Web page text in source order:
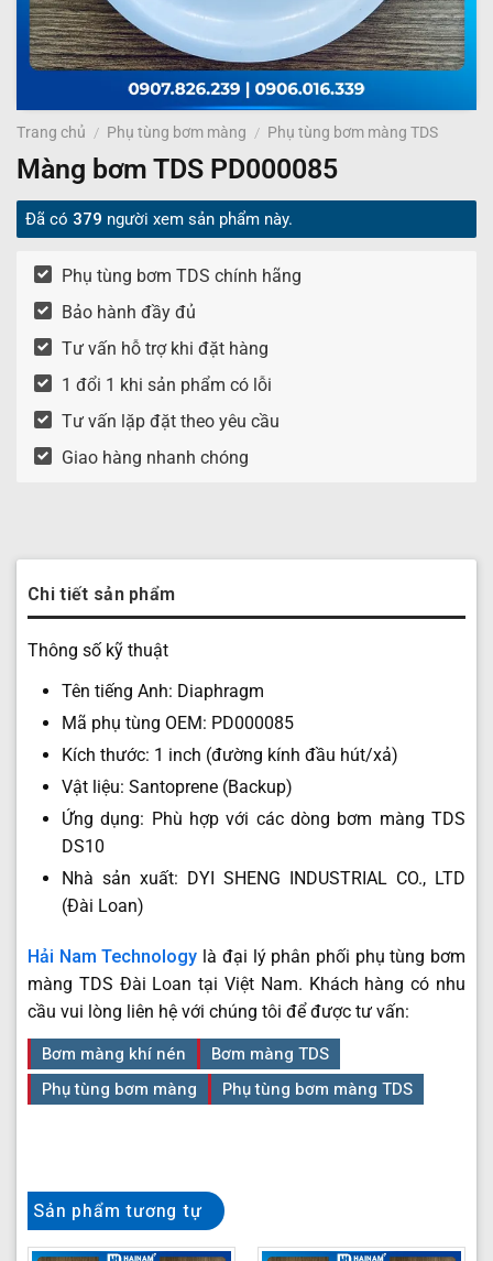
Trang chủ / Phụ tùng bơm màng / Phụ tùng bơm màng TDS
Màng bơm TDS PD000085
Đã có 379 người xem sản phẩm này.
Phụ tùng bơm TDS chính hãng
Bảo hành đầy đủ
Tư vấn hỗ trợ khi đặt hàng
1 đổi 1 khi sản phẩm có lỗi
Tư vấn lặp đặt theo yêu cầu
Giao hàng nhanh chóng
Chi tiết sản phẩm
Thông số kỹ thuật
Tên tiếng Anh: Diaphragm
Mã phụ tùng OEM: PD000085
Kích thước: 1 inch (đường kính đầu hút/xả)
Vật liệu: Santoprene (Backup)
Ứng dụng: Phù hợp với các dòng bơm màng TDS
DS10
Nhà sản xuất: DYI SHENG INDUSTRIAL CO., LTD
(Đài Loan)
Hải Nam Technology là đại lý phân phối phụ tùng bơm
màng TDS Đài Loan tại Việt Nam. Khách hàng có nhu
cầu vui lòng liên hệ với chúng tôi để được tư vấn:
Bơm màng khí nén
Bơm màng TDS
Phụ tùng bơm màng
Phụ tùng bơm màng TDS
Sản phẩm tương tự